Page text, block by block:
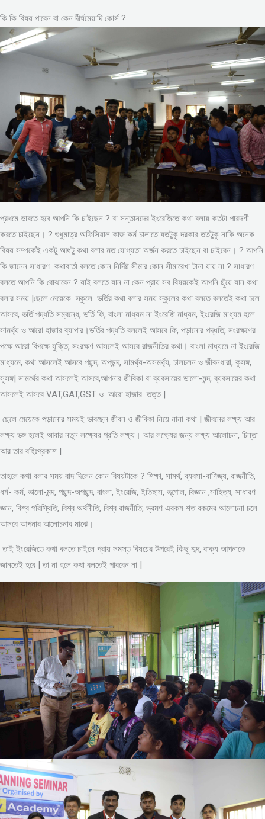
কি কি বিষয় পাবেন বা কেন দীর্ঘমেয়াদি কোর্স ?
প্রথমে ভাবতে হবে আপনি কি চাইছেন ? বা সন্তানদের ইংরেজিতে কথা বলায় কতটা পারদর্শী
করতে চাইছেন। ? শুধুমাত্র অফিসিয়াল কাজ কর্ম চালাতে যতটুকু দরকার ততটুকু নাকি অনেক
বিষয় সম্পর্কেই একটু আধটু কথা বলার মত যোগ্যতা অর্জন করতে চাইছেন বা চাইবেন। ? আপনি
কি জানেন সাধারণ কথাবার্তা বলতে কোন নির্দিষ্ট সীমার কোন সীমারেখা টানা যায় না ? সাধারণ
বলতে আপনি কি বোঝাবেন ? যাই বলতে যান না কেন প্রায় সব বিষয়কেই আপনি ছুঁয়ে যান কথা
বলার সময় |ছেলে মেয়েকে স্কুলে ভর্তির কথা বলার সময় স্কুলের কথা বলতে বলতেই কথা চলে
আসবে, ভর্তি পদ্ধতি সম্বন্ধে, ভর্তি ফি, বাংলা মাধ্যম না ইংরেজি মাধ্যম, ইংরেজি মাধ্যম হলে
সামর্থ্য ও আরো হাজার ব্যাপার।ভর্তির পদ্ধতি বললেই আসবে ফি, পড়ানোর পদ্ধতি, সংরক্ষণের
পক্ষে আরো বিপক্ষে যুক্তি, সংরক্ষণ আসলেই আসবে রাজনীতির কথা। বাংলা মাধ্যমে না ইংরেজি
মাধ্যমে, কথা আসলেই আসবে পছন্দ, অপছন্দ, সামর্থ্য-অসমর্থ্য, চালচলন ও জীবনধারা, কুসঙ্গ,
সুসঙ্গ| সামর্থের কথা আসলেই আসবে,আপনার জীবিকা বা ব্যবসায়ের ভালো-মন্দ, ব্যবসায়ের কথা
আসলেই আসবে VAT,GAT,GST ও আরো হাজার তত্ত |
ছেলে মেয়েকে পড়ানোর সময়ই ভাবছেন জীবন ও জীবিকা নিয়ে নানা কথা | জীবনের লক্ষ্য আর
লক্ষ্য ভঙ্গ হলেই আবার নতুন লক্ষ্যের প্রতি লক্ষ্য। আর লক্ষ্যের জন্য লক্ষ্য আলোচনা, চিন্তা
আর তার বহিঃপ্রকাশ |
তাহলে কথা বলার সময় বাদ দিলেন কোন বিষয়টাকে ? শিক্ষা, সামর্থ, ব্যবসা-বাণিজ্য, রাজনীতি,
ধর্ম- কর্ম, ভালো-মন্দ, পছন্দ-অপছন্দ, বাংলা, ইংরেজি, ইতিহাস, ভূগোল, বিজ্ঞান ,সাহিত্য, সাধারণ
জ্ঞান, বিশ্ব পরিস্থিতি, বিশ্ব অর্থনীতি, বিশ্ব রাজনীতি, ভ্রমণ এরকম শত রকমের আলোচনা চলে
আসবে আপনার আলোচনার মাঝে।
তাই ইংরেজিতে কথা বলতে চাইলে প্রায় সমস্ত বিষয়ের উপরেই কিছু শব্দ, বাক্য আপনাকে
জানতেই হবে | তা না হলে কথা বলতেই পারবেন না |